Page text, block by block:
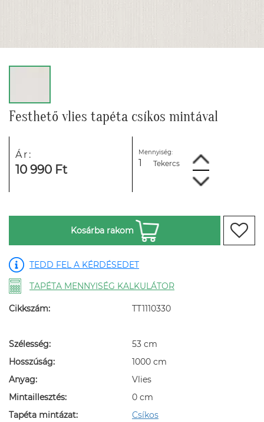
Festhető vlies tapéta csíkos mintával
Ár:
10 990 Ft
Mennyiség:
Tekercs
Kosárba rakom
TEDD FEL A KÉRDÉSEDET
TAPÉTA MENNYISÉG KALKULÁTOR
Cikkszám: TT1110330
Szélesség:
53 cm
Hosszúság:
1000 cm
Anyag:
Vlies
Mintaillesztés:
0 cm
Tapéta mintázat:
Csíkos